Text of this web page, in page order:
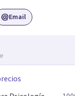
en cada sesión se
las emociones
del análisis y la
aquello que
familiar o de pareja y
Email